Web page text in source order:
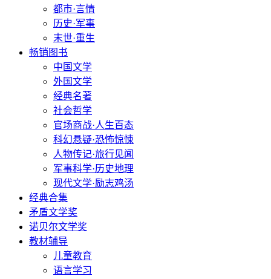
都市·言情
历史·军事
末世·重生
畅销图书
中国文学
外国文学
经典名著
社会哲学
官场商战·人生百态
科幻悬疑·恐怖惊悚
人物传记·旅行见闻
军事科学·历史地理
现代文学·励志鸡汤
经典合集
矛盾文学奖
诺贝尔文学奖
教材辅导
儿童教育
语言学习